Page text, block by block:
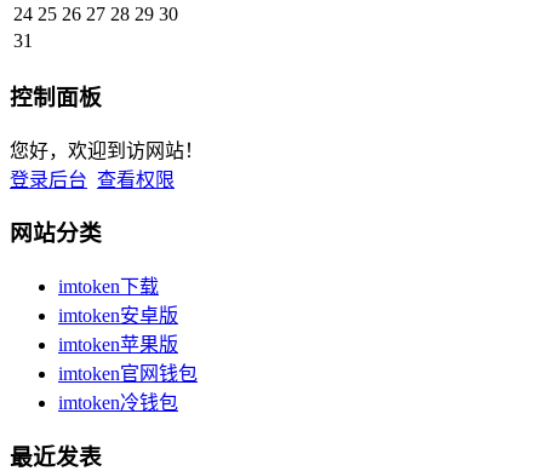
24 25 26 27 28 29 30
31
控制面板
您好，欢迎到访网站！
登录后台 查看权限
网站分类
imtoken下载
imtoken安卓版
imtoken苹果版
imtoken官网钱包
imtoken冷钱包
最近发表